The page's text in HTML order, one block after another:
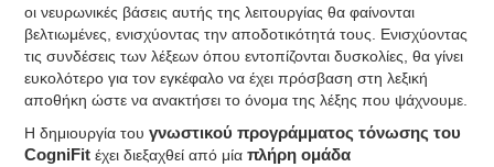
οι νευρωνικές βάσεις αυτής της λειτουργίας θα φαίνονται
βελτιωμένες, ενισχύοντας την αποδοτικότητά τους. Ενισχύοντας
τις συνδέσεις των λέξεων όπου εντοπίζονται δυσκολίες, θα γίνει
ευκολότερο για τον εγκέφαλο να έχει πρόσβαση στη λεξική
αποθήκη ώστε να ανακτήσει το όνομα της λέξης που ψάχνουμε.
Η δημιουργία τουγνωστικού προγράμματος τόνωσης του
CogniFitέχει διεξαχθεί από μίαπλήρη ομάδα